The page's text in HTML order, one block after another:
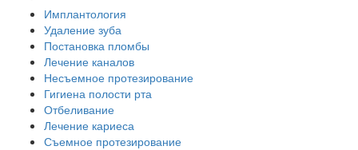
Имплантология
Удаление зуба
Постановка пломбы
Лечение каналов
Несъемное протезирование
Гигиена полости рта
Отбеливание
Лечение кариеса
Съемное протезирование